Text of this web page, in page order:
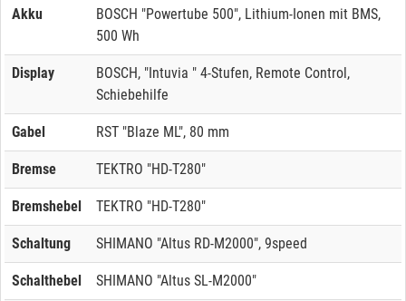
Akku
BOSCH "Powertube 500", Lithium-Ionen mit BMS,
500 Wh
Display
BOSCH, "Intuvia " 4-Stufen, Remote Control,
Schiebehilfe
Gabel RST "Blaze ML", 80 mm
Bremse TEKTRO "HD-T280"
Bremshebel TEKTRO "HD-T280"
Schaltung SHIMANO "Altus RD-M2000", 9speed
Schalthebel SHIMANO "Altus SL-M2000"